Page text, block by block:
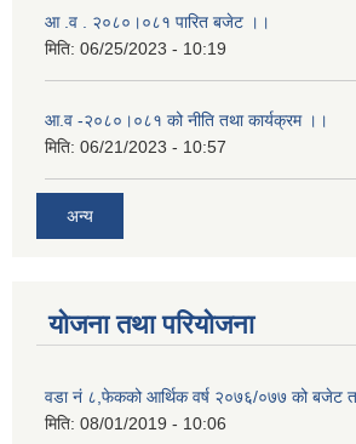
आ .व . २०८०।०८१ पारित बजेट ।।
मिति: 06/25/2023 - 10:19
आ.व -२०८०।०८१ को नीति तथा कार्यक्रम ।।
मिति: 06/21/2023 - 10:57
अन्य
योजना तथा परियोजना
वडा नं ८,फेकको आर्थिक वर्ष २०७६/०७७ को बजेट
मिति: 08/01/2019 - 10:06